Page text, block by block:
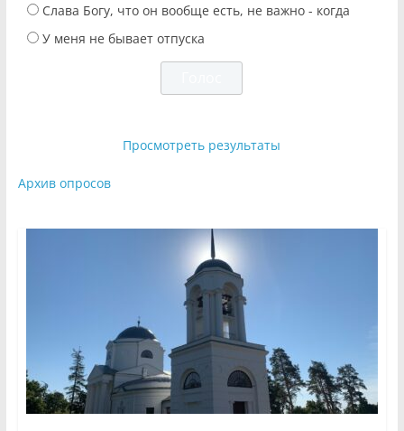
Слава Богу, что он вообще есть, не важно - когда
У меня не бывает отпуска
Просмотреть результаты
Архив опросов